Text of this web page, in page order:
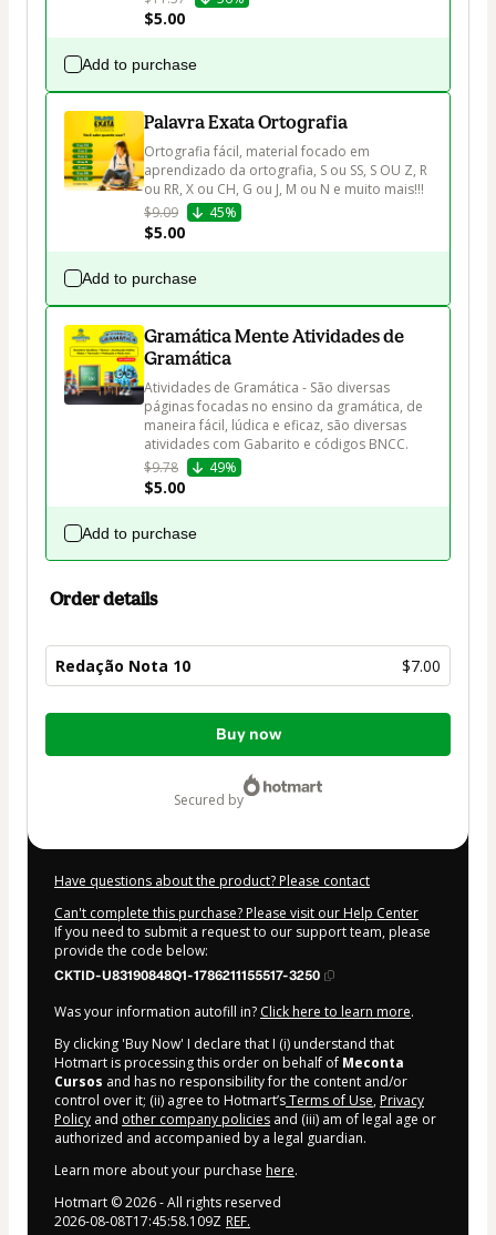
$5.00
Add to purchase
Palavra Exata Ortografia
Ortografia fácil, material focado em
aprendizado da ortografia, S ou SS, S OU Z, R
ou RR, X ou CH, G ou J, M ou N e muito mais!!!
$9.09
45%
$5.00
Add to purchase
Gramática Mente Atividades de
Gramática
Atividades de Gramática - São diversas
páginas focadas no ensino da gramática, de
maneira fácil, lúdica e eficaz, são diversas
atividades com Gabarito e códigos BNCC.
$9.78
49%
$5.00
Add to purchase
Order details
Redação Nota 10 $7.00
Total
Buy now
secured by
Have questions about the product? Please contact
Can't complete this purchase? Please visit our Help Center
If you need to submit a request to our support team, please
provide the code below:
CKTID-U83190848Q1-1786211155517-3250
Was your information autofill in? Click here to learn more.
By clicking 'Buy Now' I declare that I (i) understand that
Hotmart is processing this order on behalf of Meconta
Cursos and has no responsibility for the content and/or
control over it; (ii) agree to Hotmart’sTerms of Use, Privacy
Policy and other company policies and (iii) am of legal age or
authorized and accompanied by a legal guardian.
Learn more about your purchase here.
Hotmart ©2026- All rights reserved
2026-08-08T17:45:58.109Z REF.